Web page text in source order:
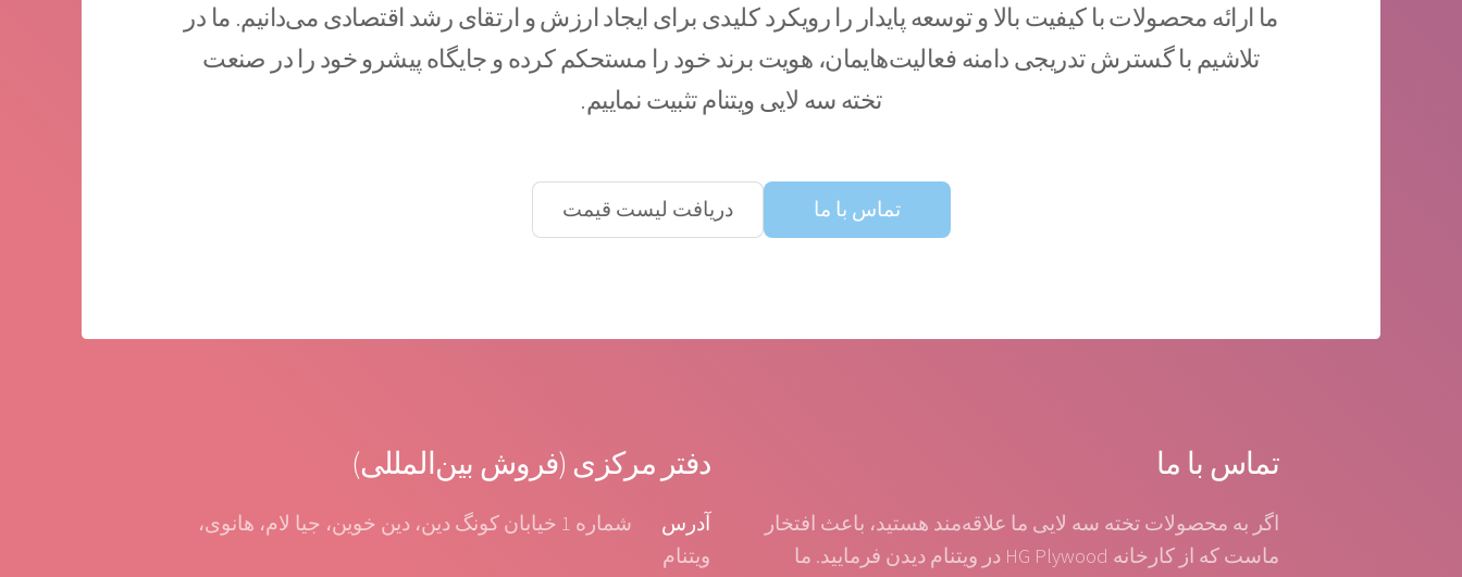
ما ارائه محصولات با کیفیت بالا و توسعه پایدار را رویکرد کلیدی برای ایجاد ارزش و ارتقای رشد اقتصادی می‌دانیم. ما در
تلاشیم با گسترش تدریجی دامنه فعالیت‌هایمان، هویت برند خود را مستحکم کرده و جایگاه پیشرو خود را در صنعت
تخته سه لایی ویتنام تثبیت نماییم.
تماس با ما دریافت لیست قیمت
تماس با ما
اگر به محصولات تخته سه لایی ما علاقه‌مند هستید، باعث افتخار
ماست که از کارخانه HG Plywood در ویتنام دیدن فرمایید. ما
دفتر مرکزی (فروش بین‌المللی)
آدرس
شماره 1 خیابان کونگ دین، دین خوین، جیا لام، هانوی،
ویتنام